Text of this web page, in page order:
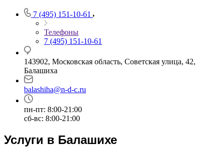
7 (495) 151-10-61
Телефоны
7 (495) 151-10-61
143902, Московская область, Советская улица, 42,
Балашиха
balashiha@n-d-c.ru
пн-пт: 8:00-21:00
сб-вс: 8:00-21:00
Услуги в Балашихе